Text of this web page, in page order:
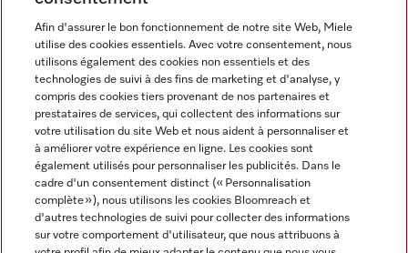
Langue
FRANÇAIS
Afin d'assurer le bon fonctionnement de notre site Web, Miele
utilise des cookies essentiels. Avec votre consentement, nous
utilisons également des cookies non essentiels et des
technologies de suivi à des fins de marketing et d'analyse, y
compris des cookies tiers provenant de nos partenaires et
prestataires de services, qui collectent des informations sur
votre utilisation du site Web et nous aident à personnaliser et
à améliorer votre expérience en ligne. Les cookies sont
également utilisés pour personnaliser les publicités. Dans le
cadre d'un consentement distinct (« Personnalisation
complète »), nous utilisons les cookies Bloomreach et
d'autres technologies de suivi pour collecter des informations
sur votre comportement d'utilisateur, que nous attribuons à